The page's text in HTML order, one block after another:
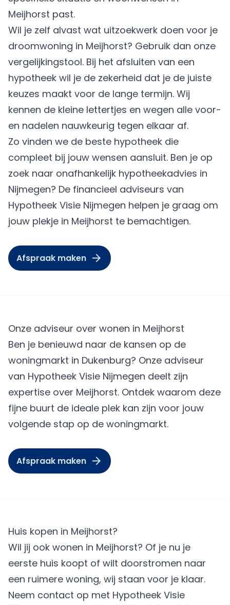
Meijhorst past.
Wil je zelf alvast wat uitzoekwerk doen voor je
droomwoning in Meijhorst? Gebruik dan onze
vergelijkingstool. Bij het afsluiten van een
hypotheek wil je de zekerheid dat je de juiste
keuzes maakt voor de lange termijn. Wij
kennen de kleine lettertjes en wegen alle voor-
en nadelen nauwkeurig tegen elkaar af.
Zo vinden we de beste hypotheek die
compleet bij jouw wensen aansluit. Ben je op
zoek naar onafhankelijk hypotheekadvies in
Nijmegen? De financieel adviseurs van
Hypotheek Visie Nijmegen helpen je graag om
jouw plekje in Meijhorst te bemachtigen.
Afspraak maken
Onze adviseur over wonen in Meijhorst
Ben je benieuwd naar de kansen op de
woningmarkt in Dukenburg? Onze adviseur
van Hypotheek Visie Nijmegen deelt zijn
expertise over Meijhorst. Ontdek waarom deze
fijne buurt de ideale plek kan zijn voor jouw
volgende stap op de woningmarkt.
Afspraak maken
Huis kopen in Meijhorst?
Wil jij ook wonen in Meijhorst? Of je nu je
eerste huis koopt of wilt doorstromen naar
een ruimere woning, wij staan voor je klaar.
Neem contact op met Hypotheek Visie